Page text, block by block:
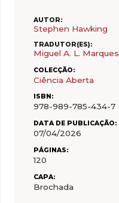
AUTOR:
Stephen Hawking
TRADUTOR(ES):
Miguel A. L. Marques
COLECÇÃO:
Ciência Aberta
ISBN:
978-989-785-434-7
DATA DE PUBLICAÇÃO:
07/04/2026
PÁGINAS:
120
CAPA:
Brochada